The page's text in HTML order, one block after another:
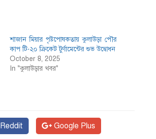
শাজান মিয়ার পৃষ্টপোষকতায় কুলাউড়া পৌর
কাপ টি-২০ ক্রিকেট টুর্ণামেন্টের শুভ উদ্বোধন
October 8, 2025
In "কুলাউড়ার খবর"
Reddit Google Plus